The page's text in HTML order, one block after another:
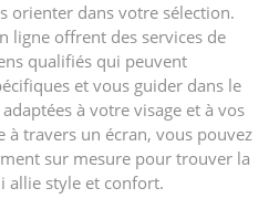
orienter dans votre sélection.
ligne offrent des services de
qualifiés qui peuvent
et vous guider dans le
à votre visage et à vos
à travers un écran, vous pouvez
sur mesure pour trouver la
allie style et confort.